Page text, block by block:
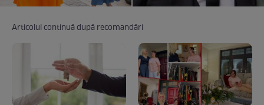
Articolul continuă după recomandări